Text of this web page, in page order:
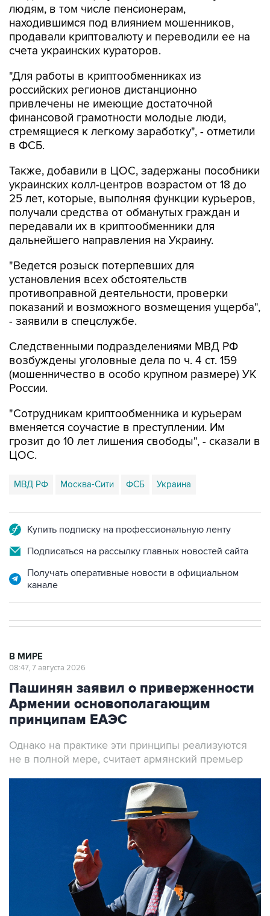
людям, в том числе пенсионерам,
находившимся под влиянием мошенников,
продавали криптовалюту и переводили ее на
счета украинских кураторов.
"Для работы в криптообменниках из
российских регионов дистанционно
привлечены не имеющие достаточной
финансовой грамотности молодые люди,
стремящиеся к легкому заработку", - отметили
в ФСБ.
Также, добавили в ЦОС, задержаны пособники
украинских колл-центров возрастом от 18 до
25 лет, которые, выполняя функции курьеров,
получали средства от обманутых граждан и
передавали их в криптообменники для
дальнейшего направления на Украину.
"Ведется розыск потерпевших для
установления всех обстоятельств
противоправной деятельности, проверки
показаний и возможного возмещения ущерба",
- заявили в спецслужбе.
Следственными подразделениями МВД РФ
возбуждены уголовные дела по ч. 4 ст. 159
(мошенничество в особо крупном размере) УК
России.
"Сотрудникам криптообменника и курьерам
вменяется соучастие в преступлении. Им
грозит до 10 лет лишения свободы", - сказали в
ЦОС.
МВД РФ Москва-Сити ФСБ Украина
Купить подписку на профессиональную ленту
Подписаться на рассылку главных новостей сайта
Получать оперативные новости в официальном
канале
В МИРЕ
08:47, 7 августа 2026
Пашинян заявил о приверженности
Армении основополагающим
принципам ЕАЭС
Однако на практике эти принципы реализуются
не в полной мере, считает армянский премьер